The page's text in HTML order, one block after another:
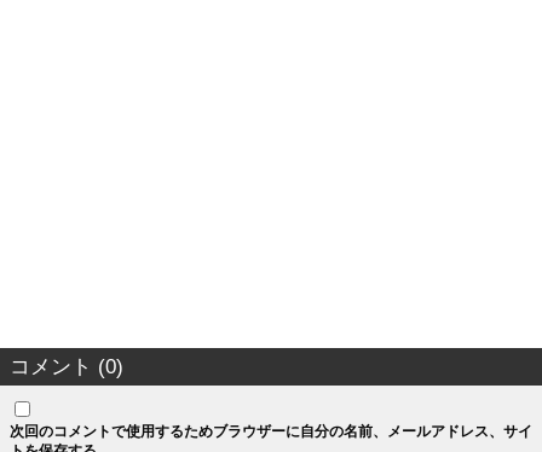
コメント (0)
次回のコメントで使用するためブラウザーに自分の名前、メールアドレス、サイ